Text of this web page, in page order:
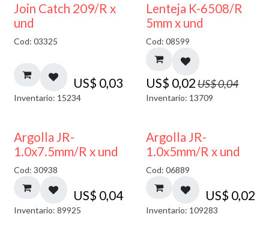
Join Catch 209/R x
und
Cod: 03325
US$ 0,03
Inventario: 15234
50% DESCUENTO
Lenteja K-6508/R
5mm x und
Cod: 08599
US$ 0,02US$0,04
Inventario: 13709
Argolla JR-
1.0x7.5mm/R x und
Cod: 30938
US$ 0,04
Inventario: 89925
Argolla JR-
1.0x5mm/R x und
Cod: 06889
US$ 0,02
Inventario: 109283